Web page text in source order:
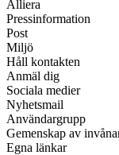
Alliera
Pressinformation
Post
Miljö
Håll kontakten
Anmäl dig
Sociala medier
Nyhetsmail
Användargrupp
Gemenskap av
Egna länkar